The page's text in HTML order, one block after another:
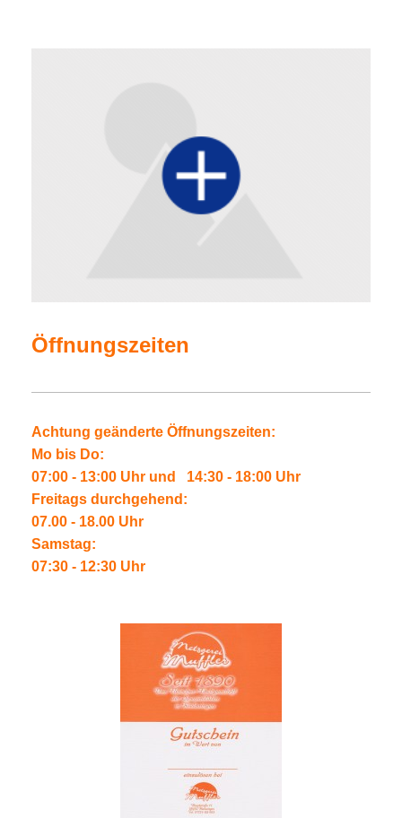
Öffnungszeiten
Achtung geänderte Öffnungszeiten:
Mo bis Do:
07:00 - 13:00 Uhr und
14:30 - 18:00 Uhr
Freitags durchgehend:
07.00 - 18.00 Uhr
Samstag:
07:30 - 12:30 Uhr